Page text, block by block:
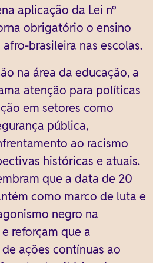
aplicação da Lei nº
obrigatório o ensino
brasileira nas escolas.
na área da educação, a
atenção para políticas
em setores como
pública,
ao racismo
históricas e atuais.
que a data de 20
como marco de luta e
negro na
reforçam que a
ações contínuas ao